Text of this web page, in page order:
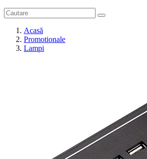
Acasă
Promotionale
Lampi